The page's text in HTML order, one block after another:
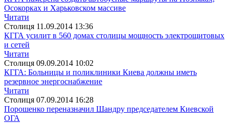
Осокорках и Харьковском массиве
Читати
Столиця 11.09.2014 13:36
КГГА усилит в 560 домах столицы мощность электрощитовых
и сетей
Читати
Столиця 09.09.2014 10:02
КГГА: Больницы и поликлиники Киева должны иметь
резервное энергоснабжение
Читати
Столиця 07.09.2014 16:28
Порошенко переназначил Шандру председателем Киевской
ОГА